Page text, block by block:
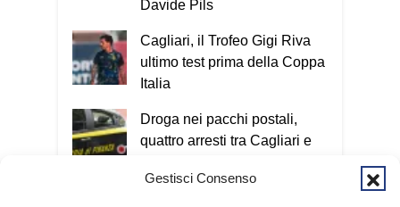
Gestisci Consenso
Davide Pils
Cagliari, il Trofeo Gigi Riva
ultimo test prima della Coppa
Italia
Droga nei pacchi postali,
quattro arresti tra Cagliari e